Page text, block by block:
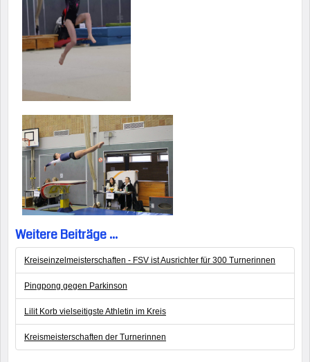
Weitere Beiträge ...
Kreiseinzelmeisterschaften - FSV ist Ausrichter für 300 Turnerinnen
Pingpong gegen Parkinson
Lilit Korb vielseitigste Athletin im Kreis
Kreismeisterschaften der Turnerinnen